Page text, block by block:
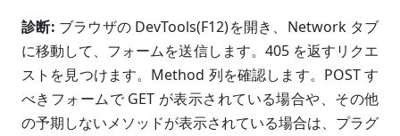
診断: ブラウザの DevTools(F12)を開き、Network タブ
に移動して、フォームを送信します。405 を返すリクエ
ストを見つけます。Method 列を確認します。POST す
べきフォームで GET が表示されている場合や、その他
の予期しないメソッドが表示されている場合は、プラグ